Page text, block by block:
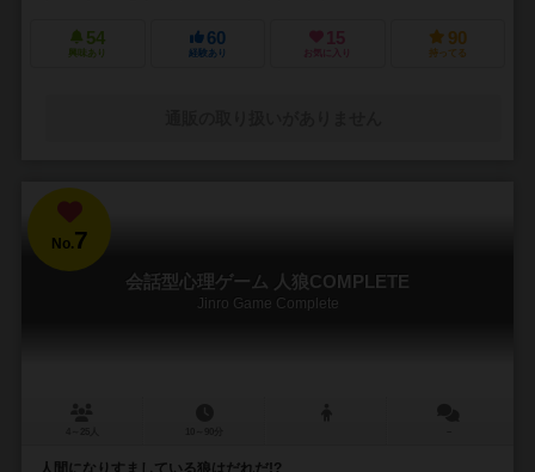
54
興味あり
60
経験あり
15
お気に入り
90
持ってる
No.7
会話型心理ゲーム 人狼COMPLETE
Jinro Game Complete
人間になりすましている狼はだれだ!?